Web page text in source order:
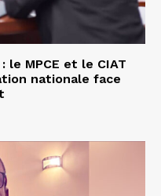
MPCE et le CIAT
nationale face